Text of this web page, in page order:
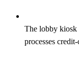
The lobby kiosk
processes